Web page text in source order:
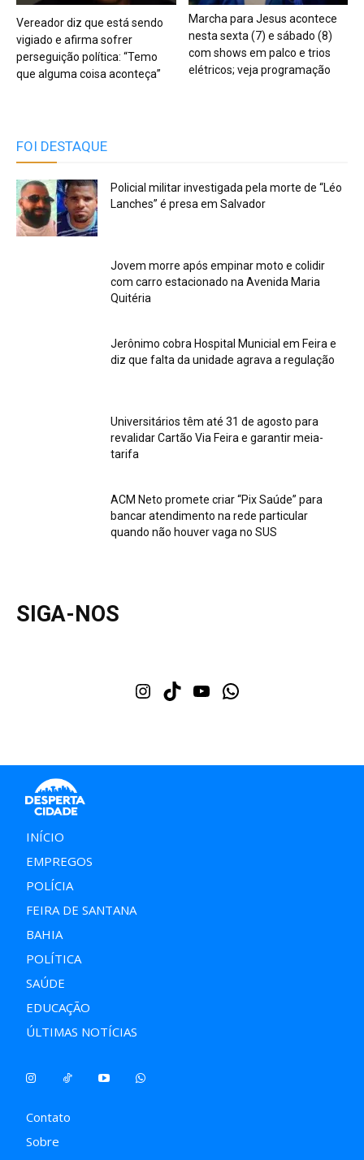
Vereador diz que está sendo
vigiado e afirma sofrer
perseguição política: “Temo
que alguma coisa aconteça”
Marcha para Jesus acontece
nesta sexta (7) e sábado (8)
com shows em palco e trios
elétricos; veja programação
FOI DESTAQUE
Policial militar investigada pela morte de “Léo
Lanches” é presa em Salvador
Jovem morre após empinar moto e colidir
com carro estacionado na Avenida Maria
Quitéria
Jerônimo cobra Hospital Municial em Feira e
diz que falta da unidade agrava a regulação
Universitários têm até 31 de agosto para
revalidar Cartão Via Feira e garantir meia-
tarifa
ACM Neto promete criar “Pix Saúde” para
bancar atendimento na rede particular
quando não houver vaga no SUS
SIGA-NOS
Instagram
TikTok Youtube
INÍCIO
EMPREGOS
POLÍCIA
FEIRA DE SANTANA
BAHIA
POLÍTICA
SAÚDE
EDUCAÇÃO
ÚLTIMAS NOTÍCIAS
Contato
Sobre